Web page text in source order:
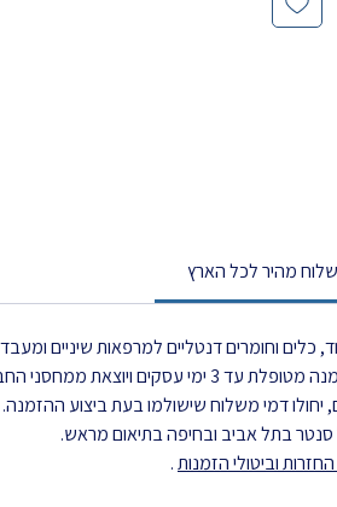
מהיר לכל הארץ
כלים וחומרים דנטליים למרפאות שיניים
ממחסני החברה לאספקה מהירה.
יחולו דמי משלוח שישולמו בעת ביצוע ההזמנה.
סנטר בתל אביב ובחיפה בתיאום מראש.
וביטולי הזמנות.